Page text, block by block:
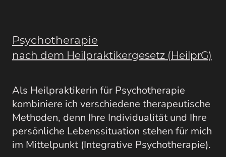
Psychotherapie
nach dem Heilpraktikergesetz (HeilprG)
Als Heilpraktikerin für Psychotherapie
kombiniere ich verschiedene therapeutische
Methoden, denn Ihre Individualität und Ihre
persönliche Lebenssituation stehen für mich
im Mittelpunkt (Integrative Psychotherapie).